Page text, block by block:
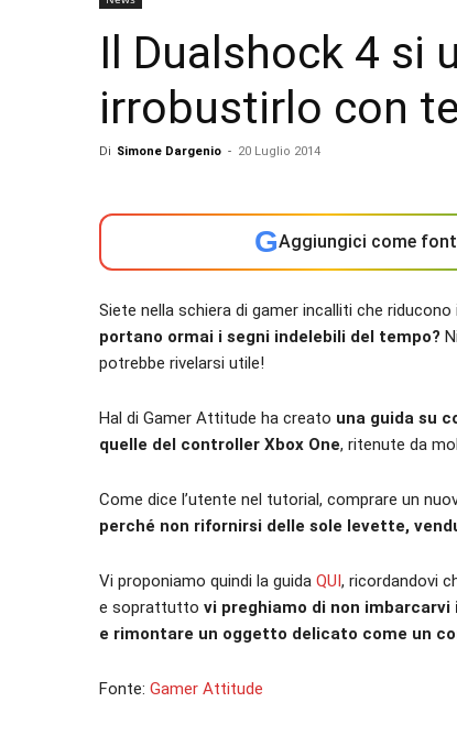
Il Dualshock 4 si
irrobustirlo con
Di Simone Dargenio - 20 Luglio 2014
GAggiungici come
Siete nella schiera di gamer incalliti che
portano ormai i segni indelebili del tempo?
potrebbe rivelarsi utile!
Hal di Gamer Attitude ha creato una guida su
quelle del controller Xbox One, ritenute da
Come dice l’utente nel tutorial, comprare un
perché non rifornirsi delle sole levette,
Vi proponiamo quindi la guida QUI, ricordandovi
e soprattutto vi preghiamo di non
e rimontare un oggetto delicato come un
Fonte: Gamer Attitude